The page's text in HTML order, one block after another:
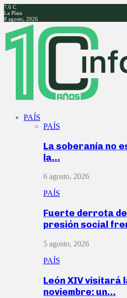
7.6 C
La Plata
8 agosto, 2026
Facebook
Twitter
Instagram
Youtube
PAÍS
PAÍS
La soberanía no
la…
6 agosto, 2026
PAÍS
Fuerte derrota
presión social
5 agosto, 2026
PAÍS
León XIV visitará
noviembre: un…